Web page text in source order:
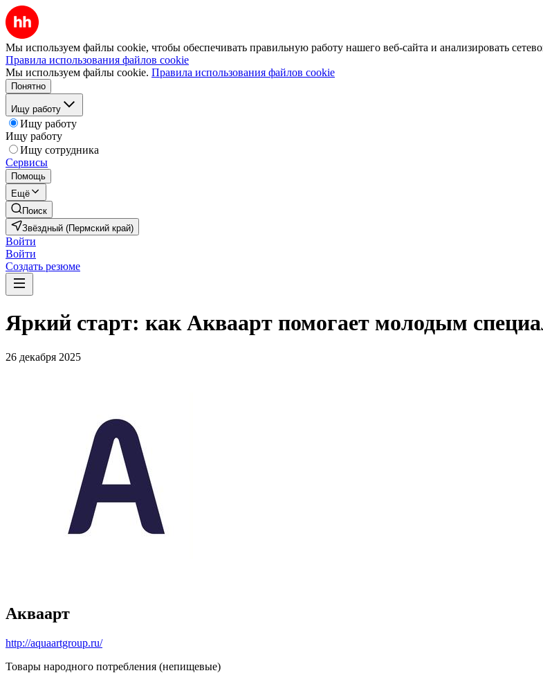
Мы используем файлы cookie, чтобы обеспечивать правильную работу нашего веб-сайта и анализировать
Правила использования файлов cookie
Мы используем файлы cookie. Правила использования файлов cookie
Понятно
Ищу работу
Ищу работу
Ищу работу
Ищу сотрудника
Сервисы
Помощь
Ещё
Поиск
Звёздный (Пермский край)
Войти
Войти
Создать резюме
Яркий старт: как Акваарт помогает молодым
26 декабря 2025
Акваарт
http://aquaartgroup.ru/
Товары народного потребления (непищевые)